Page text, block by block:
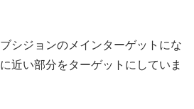
シジョンのメインターゲットにな
近い部分をターゲットにしていま